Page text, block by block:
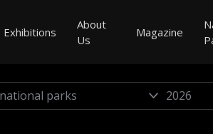
Exhibitions
About
Us
Magazine